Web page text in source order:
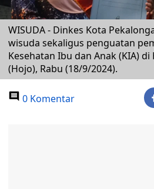
WISUDA - Dinkes Kota
wisuda sekaligus penguatan
Kesehatan Ibu dan Anak (KIA)
(Hojo), Rabu (18/9/2024).
0 Komentar